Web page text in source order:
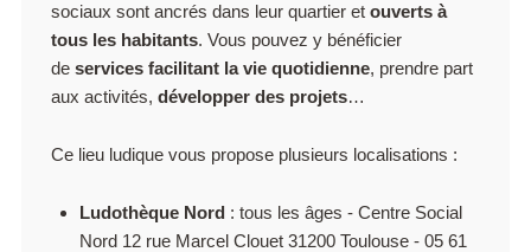
sociaux sont ancrés dans leur quartier et ouverts à
tous les habitants. Vous pouvez y bénéficier
de services facilitant la vie quotidienne, prendre part
aux activités, développer des projets…
Ce lieu ludique vous propose plusieurs localisations :
Ludothèque Nord: tous les âges - Centre Social
Nord 12 rue Marcel Clouet 31200 Toulouse - 05 61